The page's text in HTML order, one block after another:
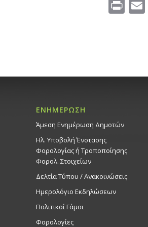
ΕΝΗΜΕΡΩΣΗ
Άμεση Ενημέρωση Δημοτών
Ηλ. Υποβολή Ένστασης
Φορολογίας ή Τροποποίησης
Φορολ. Στοιχείων
Δελτία Τύπου / Ανακοινώσεις
Ημερολόγιο Εκδηλώσεων
Πολιτικοί Γάμοι
Φορολογίες